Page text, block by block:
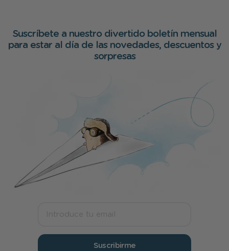
Suscríbete a nuestro divertido boletín mensual
para estar al día de las novedades, descuentos y
sorpresas
Suscribirme